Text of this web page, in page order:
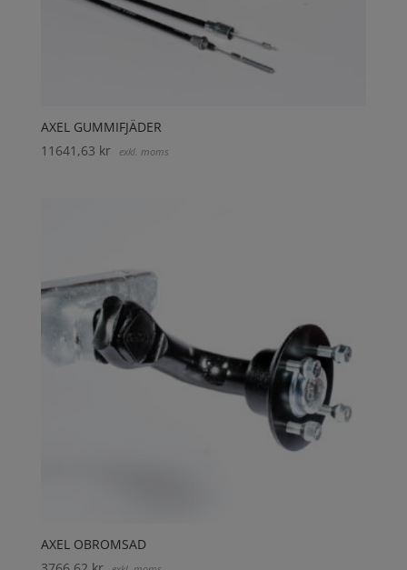
AXEL GUMMIFJÄDER
11641,63 kr exkl. moms
AXEL OBROMSAD